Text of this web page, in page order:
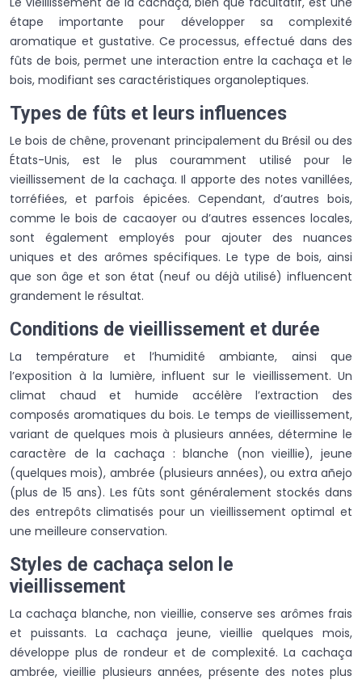
étape importante pour développer sa complexité
aromatique et gustative. Ce processus, effectué dans des
fûts de bois, permet une interaction entre la cachaça et le
bois, modifiant ses caractéristiques organoleptiques.
Types de fûts et leurs influences
Le bois de chêne, provenant principalement du Brésil ou des
États-Unis, est le plus couramment utilisé pour le
vieillissement de la cachaça. Il apporte des notes vanillées,
torréfiées, et parfois épicées. Cependant, d’autres bois,
comme le bois de cacaoyer ou d’autres essences locales,
sont également employés pour ajouter des nuances
uniques et des arômes spécifiques. Le type de bois, ainsi
que son âge et son état (neuf ou déjà utilisé) influencent
grandement le résultat.
Conditions de vieillissement et durée
La température et l’humidité ambiante, ainsi que
l’exposition à la lumière, influent sur le vieillissement. Un
climat chaud et humide accélère l’extraction des
composés aromatiques du bois. Le temps de vieillissement,
variant de quelques mois à plusieurs années, détermine le
caractère de la cachaça : blanche (non vieillie), jeune
(quelques mois), ambrée (plusieurs années), ou extra añejo
(plus de 15 ans). Les fûts sont généralement stockés dans
des entrepôts climatisés pour un vieillissement optimal et
une meilleure conservation.
Styles de cachaça selon le
vieillissement
La cachaça blanche, non vieillie, conserve ses arômes frais
et puissants. La cachaça jeune, vieillie quelques mois,
développe plus de rondeur et de complexité. La cachaça
ambrée, vieillie plusieurs années, présente des notes plus